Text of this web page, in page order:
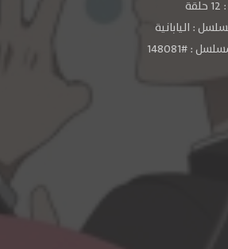
: اليابانية
: #148081